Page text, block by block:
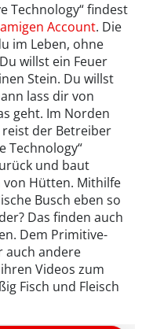
Technology“ findest
Account. Die
im Leben, ohne
willst ein Feuer
Stein. Du willst
lass dir von
geht. Im Norden
der Betreiber
Technology“
und baut
von Hütten. Mithilfe
Busch eben so
Das finden auch
Dem Primitive-
auch andere
Videos zum
Fisch und Fleisch